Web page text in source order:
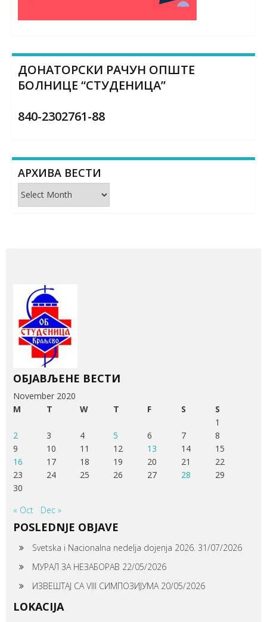
ДОНАТОРСКИ РАЧУН ОПШТЕ
БОЛНИЦЕ “СТУДЕНИЦА”
840-2302761-88
АРХИВА ВЕСТИ
Архива
вести
ОБЈАВЉЕНЕ ВЕСТИ
November 2020
M
T W T F S
S
1
2
3 4 5 6 7
8
9
10 11 12 13 14
15
16
17 18 19 20 21
22
23
24 25 26 27 28
29
30
« Oct
Dec »
POSLEDNJE OBJAVE
Svetska i Nacionalna nedelja dojenja 2026. 31/07/2026
МУРАЛ ЗА НЕЗАБОРАВ 22/05/2026
ИЗВЕШТАЈ СА VIII СИМПОЗИЈУМА 20/05/2026
LOKACIJA